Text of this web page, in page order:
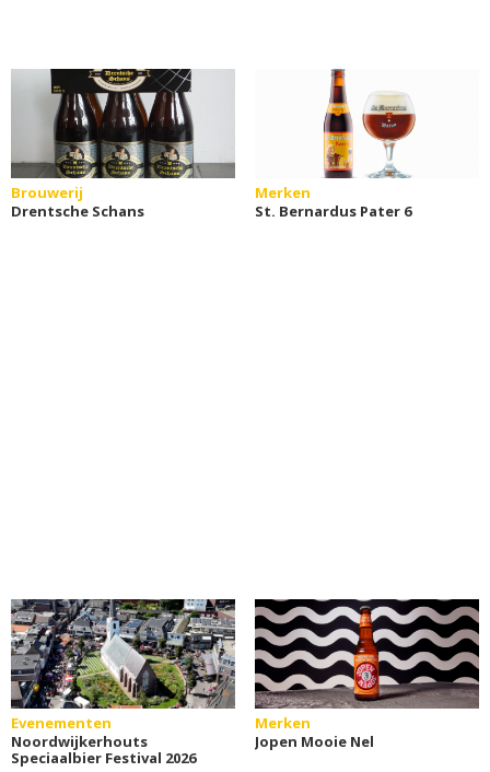
Brouwerij
Drentsche Schans
Merken
St. Bernardus Pater 6
Evenementen
Noordwijkerhouts
Speciaalbier Festival 2026
Merken
Jopen Mooie Nel